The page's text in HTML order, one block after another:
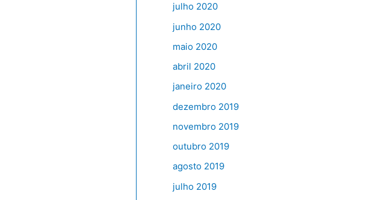
julho 2020
junho 2020
maio 2020
abril 2020
janeiro 2020
dezembro 2019
novembro 2019
outubro 2019
agosto 2019
julho 2019